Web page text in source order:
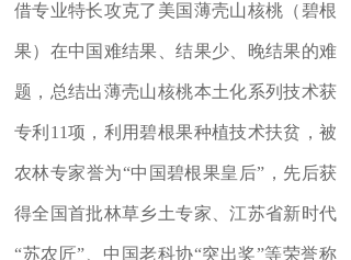
借专业特长攻克了美国薄壳山核桃（碧根
果）在中国难结果、结果少、晚结果的难
题，总结出薄壳山核桃本土化系列技术获
专利 11项，利用碧根果种植技术扶贫，被
农林专家誉为“中国碧根果皇后” ，先后获
得全国首批林草乡土专家、江苏省新时代
“苏农匠” 、中国老科协“突出奖”等荣誉称